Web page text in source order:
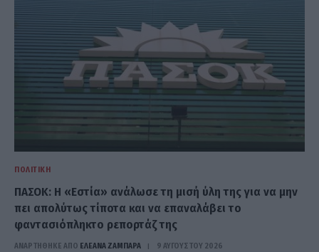
ΠΟΛΙΤΙΚΉ
ΠΑΣΟΚ: Η «Εστία» ανάλωσε τη μισή ύλη της για να μην
πει απολύτως τίποτα και να επαναλάβει το
φαντασιόπληκτο ρεπορτάζ της
ΑΝΑΡΤΗΘΗΚΕ ΑΠΟ ΕΛΕΑΝΑ ΖΑΜΠΑΡΑ 9 ΑΥΓΟΎΣΤΟΥ 2026